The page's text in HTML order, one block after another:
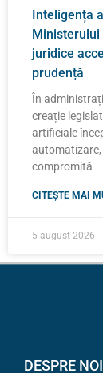
Inteligența
juridice
prudență
În
creație
artificiale
automatizare,
compromită
CITEȘTE MAI
5 august 2026
DESPRE NOI